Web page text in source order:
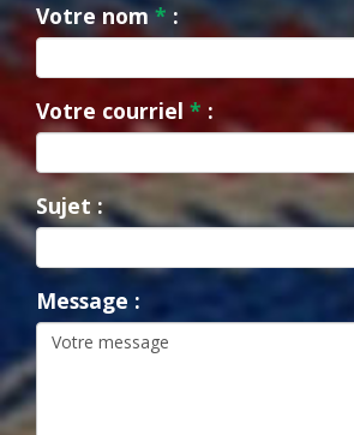
Votre nom* :
Votre courriel * :
Sujet :
Message :